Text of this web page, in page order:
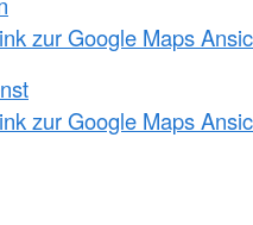
zur Google Maps
zur Google Maps